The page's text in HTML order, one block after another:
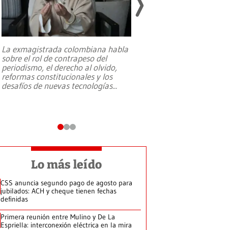
La exmagistrada colombiana habla
sobre el rol de contrapeso del
periodismo, el derecho al olvido,
reformas constitucionales y los
desafíos de nuevas tecnologías...
Lo más leído
CSS anuncia segundo pago de agosto para
jubilados: ACH y cheque tienen fechas
definidas
Primera reunión entre Mulino y De La
Espriella: interconexión eléctrica en la mira